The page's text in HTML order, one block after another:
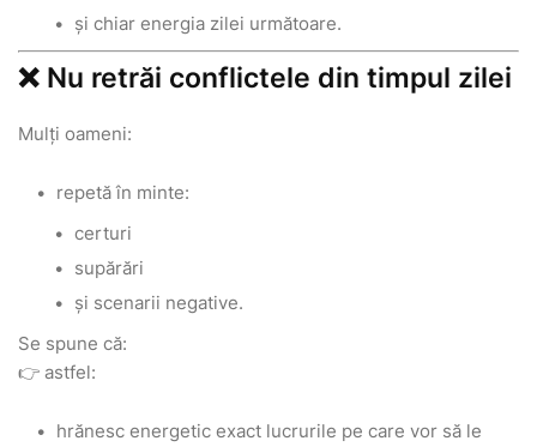
și chiar energia zilei următoare.
❌ Nu retrăi conflictele din timpul zilei
Mulți oameni:
repetă în minte:
certuri
supărări
și scenarii negative.
Se spune că:
👉 astfel:
hrănesc energetic exact lucrurile pe care vor să le